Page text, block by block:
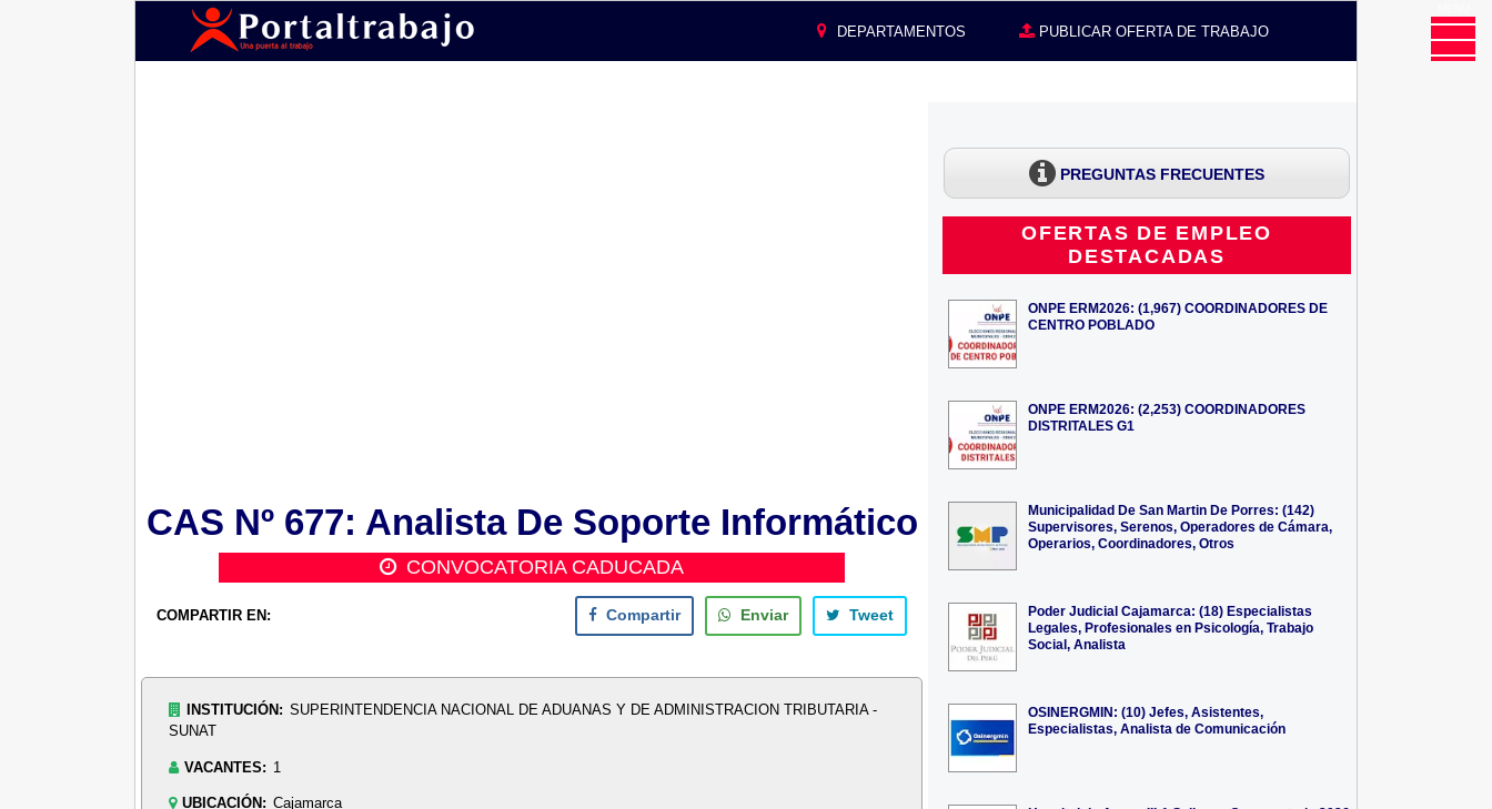
DEPARTAMENTOS PUBLICAR OFERTA DE TRABAJO
CAS Nº 677: Analista De Soporte Informático
CONVOCATORIA CADUCADA
COMPARTIR EN: Compartir Enviar Tweet
INSTITUCIÓN: SUPERINTENDENCIA NACIONAL DE ADUANAS Y DE ADMINISTRACION TRIBUTARIA -
SUNAT
VACANTES: 1
UBICACIÓN: Cajamarca
PREGUNTAS FRECUENTES
OFERTAS DE EMPLEO
DESTACADAS
ONPE ERM2026: (1,967) COORDINADORES DE
CENTRO POBLADO
ONPE ERM2026: (2,253) COORDINADORES
DISTRITALES G1
Municipalidad De San Martin De Porres: (142)
Supervisores, Serenos, Operadores de Cámara,
Operarios, Coordinadores, Otros
Poder Judicial Cajamarca: (18) Especialistas
Legales, Profesionales en Psicología, Trabajo
Social, Analista
OSINERGMIN: (10) Jefes, Asistentes,
Especialistas, Analista de Comunicación